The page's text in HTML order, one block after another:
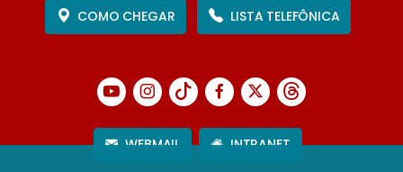
COMO CHEGAR
LISTA TELEFÔNICA
WEBMAIL INTRANET